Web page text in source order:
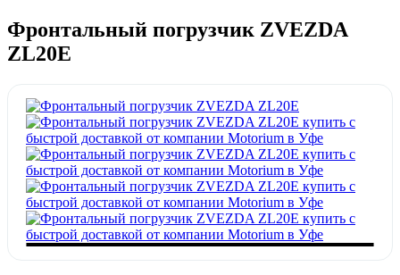
Фронтальный погрузчик ZVEZDA
ZL20E